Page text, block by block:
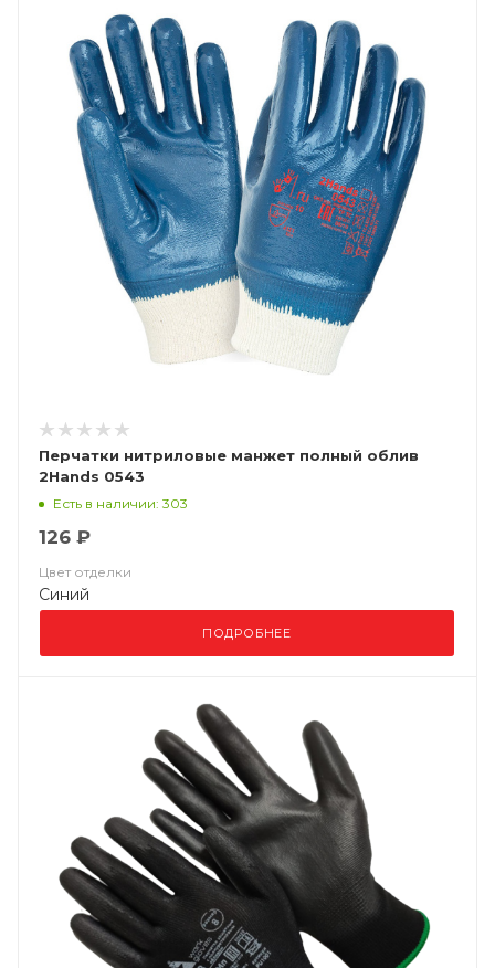
Перчатки нитриловые манжет полный облив
2Hands 0543
Есть в наличии: 303
126 ₽
Цвет отделки
Синий
ПОДРОБНЕЕ